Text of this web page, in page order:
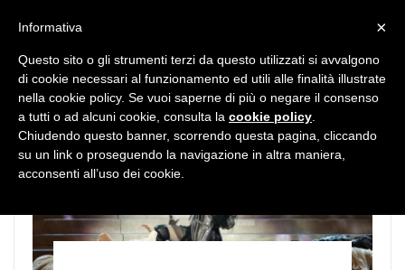
×
Informativa
Questo sito o gli strumenti terzi da questo utilizzati si avvalgono
di cookie necessari al funzionamento ed utili alle finalità illustrate
nella cookie policy. Se vuoi saperne di più o negare il consenso
a tutti o ad alcuni cookie, consulta la cookie policy
Chiudendo questo banner, scorrendo questa pagina, cliccando
su un link o proseguendo la navigazione in altra maniera,
acconsenti all’uso dei cookie.